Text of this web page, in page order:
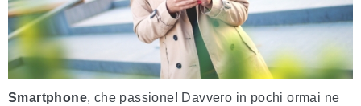
Smartphone, che passione! Davvero in pochi ormai ne